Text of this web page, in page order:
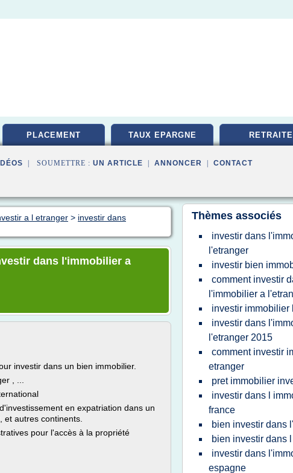
PLACEMENT TAUX EPARGNE RETRAITE
| SOUMETTRE : UN ARTICLE ANNONCER CONTACT
a l etranger > investir dans
dans l'immobilier a
investir dans un bien immobilier.
, ...
en expatriation dans un
autres continents.
pour l'accès à la propriété
Thèmes associés
investir dans
l'etranger
investir bien
comment investir
l'immobilier a
investir immobilier
investir dans
l'etranger 2015
comment investir
etranger
pret immobilier
investir dans l
france
bien investir dans
bien investir dans
investir dans
espagne